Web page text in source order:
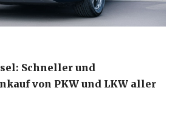
Schneller und
von PKW und LKW aller